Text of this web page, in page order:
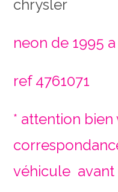
chrysler
neon de 1995
ref 4761071
* attention bien
véhicule avant